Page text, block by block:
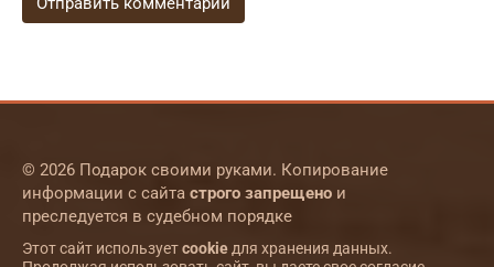
© 2026 Подарок своими руками. Копирование
информации с сайта строго запрещено и
преследуется в судебном порядке
Этот сайт используетcookie для хранения данных.